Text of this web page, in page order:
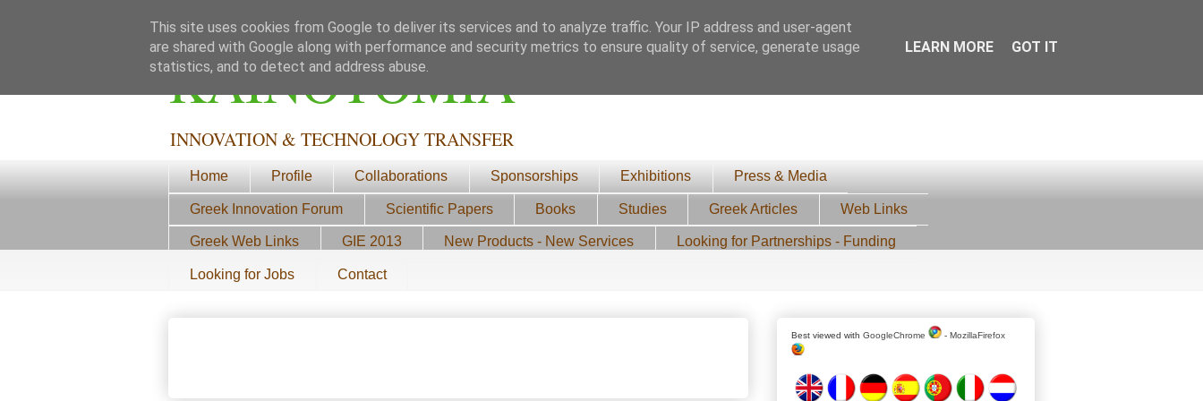
ΚΑΙΝΟΤΟΜΙΑ
INNOVATION & TECHNOLOGY TRANSFER
Home Profile Collaborations Sponsorships Exhibitions Press & Media
Greek Innovation Forum Scientific Papers Books Studies Greek Articles Web Links
Greek Web Links GIE 2013 New Products - New Services Looking for Partnerships - Funding
Looking for Jobs Contact
Best viewed with GoogleChrome - MozillaFirefox
This site uses cookies from Google to deliver its services and to analyze traffic. Your IP address and user-agent
are shared with Google along with performance and security metrics to ensure quality of service, generate usage
statistics, and to detect and address abuse.
LEARN MORE GOT IT